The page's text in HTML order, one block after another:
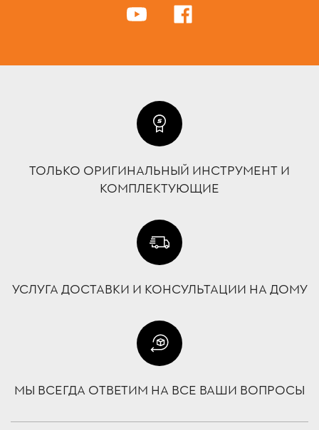
ТОЛЬКО ОРИГИНАЛЬНЫЙ ИНСТРУМЕНТ И
КОМПЛЕКТУЮЩИЕ
УСЛУГА ДОСТАВКИ И КОНСУЛЬТАЦИИ НА ДОМУ
МЫ ВСЕГДА ОТВЕТИМ НА ВСЕ ВАШИ ВОПРОСЫ